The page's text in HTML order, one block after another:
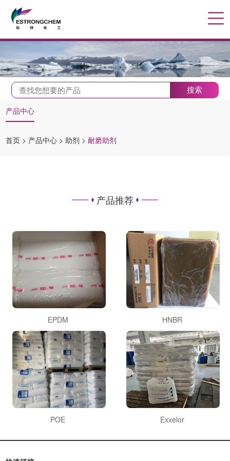
搜索
产品中心
首页 > 产品中心 > 助剂 > 耐磨助剂
产品推荐
EPDM HNBR
POE Exxelor